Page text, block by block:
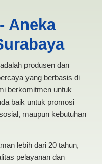
ANEKA
Aneka
produsen dan
yang berbasis di
berkomitmen untuk
baik untuk promosi
maupun kebutuhan
lebih dari 20 tahun,
pelayanan dan